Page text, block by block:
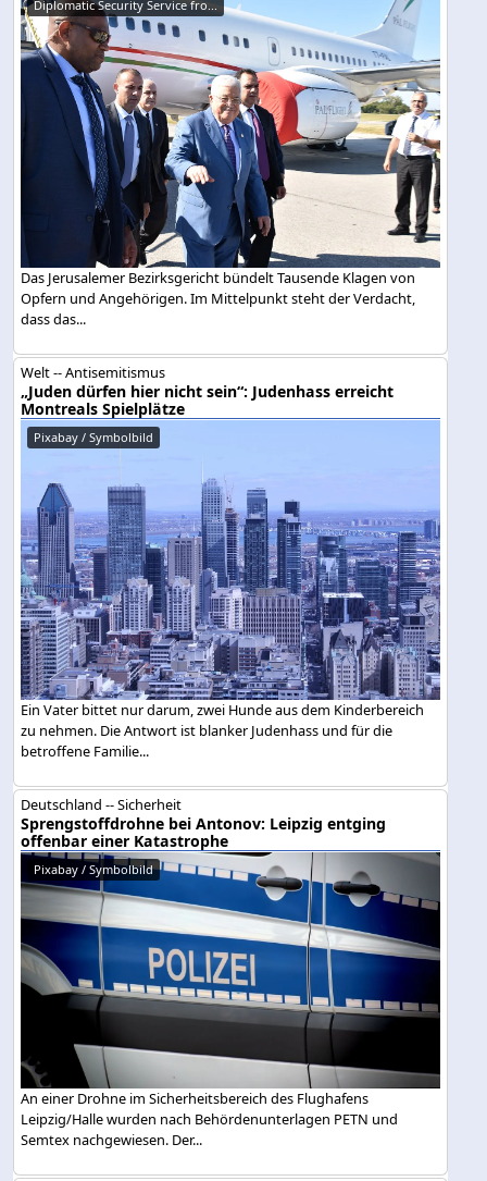
Diplomatic Security Service fro...
Das Jerusalemer Bezirksgericht bündelt Tausende Klagen von
Opfern und Angehörigen. Im Mittelpunkt steht der Verdacht,
dass das...
Welt -- Antisemitismus
„Juden dürfen hier nicht sein“: Judenhass erreicht
Montreals Spielplätze
Pixabay / Symbolbild
Ein Vater bittet nur darum, zwei Hunde aus dem Kinderbereich
zu nehmen. Die Antwort ist blanker Judenhass und für die
betroffene Familie...
Deutschland -- Sicherheit
Sprengstoffdrohne bei Antonov: Leipzig entging
offenbar einer Katastrophe
Pixabay / Symbolbild
An einer Drohne im Sicherheitsbereich des Flughafens
Leipzig/Halle wurden nach Behördenunterlagen PETN und
Semtex nachgewiesen. Der...